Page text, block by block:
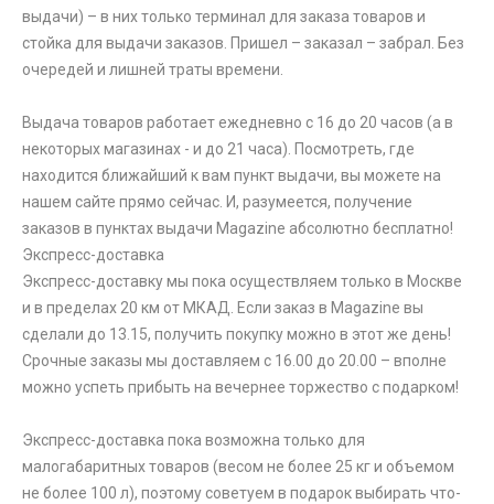
выдачи) – в них только терминал для заказа товаров и
стойка для выдачи заказов. Пришел – заказал – забрал. Без
очередей и лишней траты времени.
Выдача товаров работает ежедневно с 16 до 20 часов (а в
некоторых магазинах - и до 21 часа). Посмотреть, где
находится ближайший к вам пункт выдачи, вы можете на
нашем сайте прямо сейчас. И, разумеется, получение
заказов в пунктах выдачи Magazine абсолютно бесплатно!
Экспресс-доставка
Экспресс-доставку мы пока осуществляем только в Москве
и в пределах 20 км от МКАД. Если заказ в Magazine вы
сделали до 13.15, получить покупку можно в этот же день!
Срочные заказы мы доставляем с 16.00 до 20.00 – вполне
можно успеть прибыть на вечернее торжество с подарком!
Экспресс-доставка пока возможна только для
малогабаритных товаров (весом не более 25 кг и объемом
не более 100 л), поэтому советуем в подарок выбирать что-